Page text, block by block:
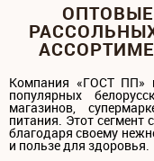
Компания «ГОСТ ПП»
популярных
магазинов,
питания. Этот сегмент
благодаря своему
и пользе для здоровья.